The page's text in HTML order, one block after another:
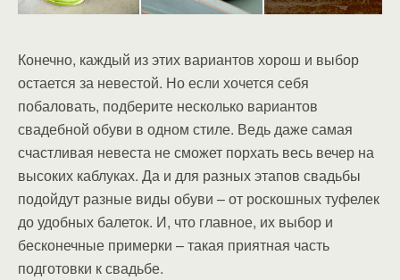
Конечно, каждый из этих вариантов хорош и выбор
остается за невестой. Но если хочется себя
побаловать, подберите несколько вариантов
свадебной обуви в одном стиле. Ведь даже самая
счастливая невеста не сможет порхать весь вечер на
высоких каблуках. Да и для разных этапов свадьбы
подойдут разные виды обуви – от роскошных туфелек
до удобных балеток. И, что главное, их выбор и
бесконечные примерки – такая приятная часть
подготовки к свадьбе.